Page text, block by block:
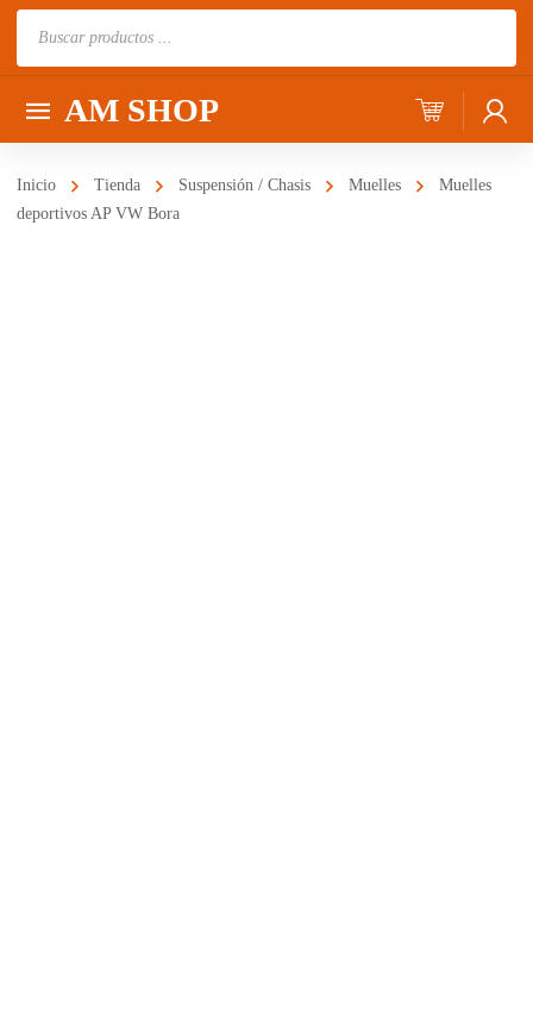
AM SHOP
Inicio Tienda Suspensión / Chasis Muelles
Muelles
deportivos AP VW Bora